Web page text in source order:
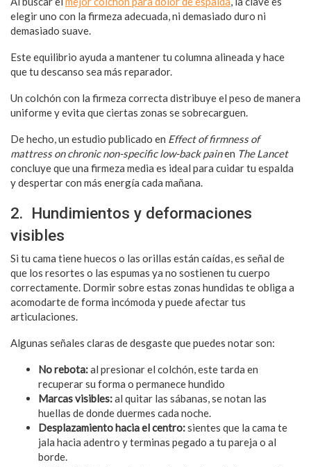
elegir uno con la firmeza adecuada, ni demasiado duro ni
demasiado suave.
Este equilibrio ayuda a mantener tu columna alineada y hace
que tu descanso sea más reparador.
Un colchón con la firmeza correcta distribuye el peso de manera
uniforme y evita que ciertas zonas se sobrecarguen.
De hecho, un estudio publicado en Effect of firmness of
mattress on chronic non-specific low-back painen The Lancet
concluye que una firmeza media es ideal para cuidar tu espalda
y despertar con más energía cada mañana.
2. Hundimientos y deformaciones
visibles
Si tu cama tiene huecos o las orillas están caídas, es señal de
que los resortes o las espumas ya no sostienen tu cuerpo
correctamente. Dormir sobre estas zonas hundidas te obliga a
acomodarte de forma incómoda y puede afectar tus
articulaciones.
Algunas señales claras de desgaste que puedes notar son:
No rebota:al presionar el colchón, este tarda en
recuperar su forma o permanece hundido
Marcas visibles:al quitar las sábanas, se notan las
huellas de donde duermes cada noche.
Desplazamiento hacia el centro:sientes que la cama te
jala hacia adentro y terminas pegado a tu pareja o al
borde.